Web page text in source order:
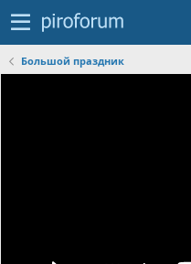
Большой праздник